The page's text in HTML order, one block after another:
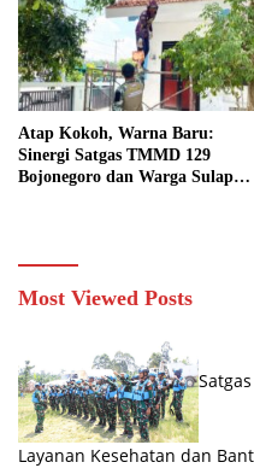
Atap Kokoh, Warna Baru:
Sinergi Satgas TMMD 129
Bojonegoro dan Warga Sulap
Most Viewed Posts
Layanan Kesehatan dan